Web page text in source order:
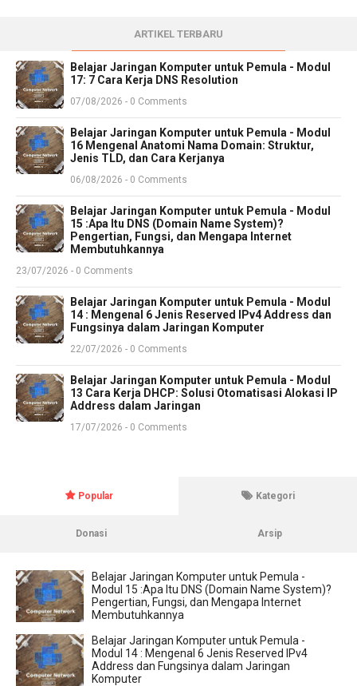
ARTIKEL TERBARU
Belajar Jaringan Komputer untuk Pemula - Modul
17: 7 Cara Kerja DNS Resolution
07/08/2026 - 0 Comments
Belajar Jaringan Komputer untuk Pemula - Modul
16 Mengenal Anatomi Nama Domain: Struktur,
Jenis TLD, dan Cara Kerjanya
06/08/2026 - 0 Comments
Belajar Jaringan Komputer untuk Pemula - Modul
15 :Apa Itu DNS (Domain Name System)?
Pengertian, Fungsi, dan Mengapa Internet
Membutuhkannya
23/07/2026 - 0 Comments
Belajar Jaringan Komputer untuk Pemula - Modul
14 : Mengenal 6 Jenis Reserved IPv4 Address dan
Fungsinya dalam Jaringan Komputer
22/07/2026 - 0 Comments
Belajar Jaringan Komputer untuk Pemula - Modul
13 Cara Kerja DHCP: Solusi Otomatisasi Alokasi IP
Address dalam Jaringan
17/07/2026 - 0 Comments
Popular Kategori
Donasi Arsip
Belajar Jaringan Komputer untuk Pemula -
Modul 15 :Apa Itu DNS (Domain Name System)?
Pengertian, Fungsi, dan Mengapa Internet
Membutuhkannya
Belajar Jaringan Komputer untuk Pemula -
Modul 14 : Mengenal 6 Jenis Reserved IPv4
Address dan Fungsinya dalam Jaringan
Komputer